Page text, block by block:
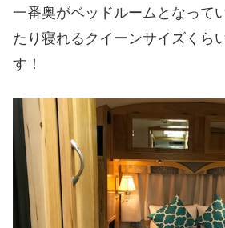
一番奥がベッドルームとなって
たり寝れるクイーンサイズくら
す！